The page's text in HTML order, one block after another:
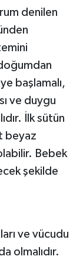
denilen
başlamalı,
ve duygu
İlk sütün
beyaz
Bebek
şekilde
ve vücudu
olmalıdır.